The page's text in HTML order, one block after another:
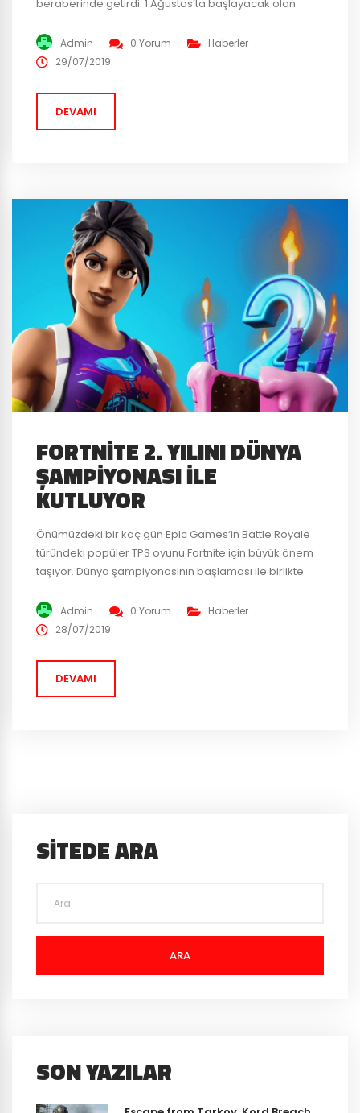
beraberinde getirdi. 1 Ağustos’ta başlayacak olan
Depot ‘un tekrardan oyuna geleceği dedikodular
arasında! Bu görsel oyunun geçmişe, yani 2017 yılına
mekanlarından biriydi. Sonrasında gelen canlı
etkinlikler...
Admin 0 Yorum
Haberler
29/07/2019
DEVAMI
FORTNITE 2. YILINI DÜNYA
ŞAMPIYONASI ILE
KUTLUYOR
Önümüzdeki bir kaç gün Epic Games‘in Battle Royale
türündeki popüler TPS oyunu Fortnite için büyük önem
taşıyor. Dünya şampiyonasının başlaması ile birlikte
başlayacak. 2. yıl kutlama etkinliğinde oyuncuları hem
Save the World, hem de Battle Royale modunda
oyunculara hediye paketi şeklinde...
Admin 0 Yorum
Haberler
28/07/2019
DEVAMI
SITEDE ARA
ARA
SON YAZILAR